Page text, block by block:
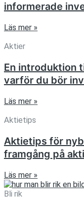
informerade
Läs mer »
Aktier
En introduktion
varför du bör
Läs mer »
Aktietips
Aktietips för
framgång på
Läs mer »
Bli rik